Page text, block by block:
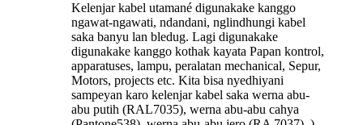
Kelenjar kabel utamané digunakake kanggo
ngawat-ngawati, ndandani, nglindhungi kabel
saka banyu lan bledug. Lagi digunakake
digunakake kanggo kothak kayata Papan kontrol,
apparatuses, lampu, peralatan mechanical, Sepur,
Motors, projects etc. Kita bisa nyedhiyani
sampeyan karo kelenjar kabel saka werna abu-
abu putih (RAL7035), werna abu-abu cahya